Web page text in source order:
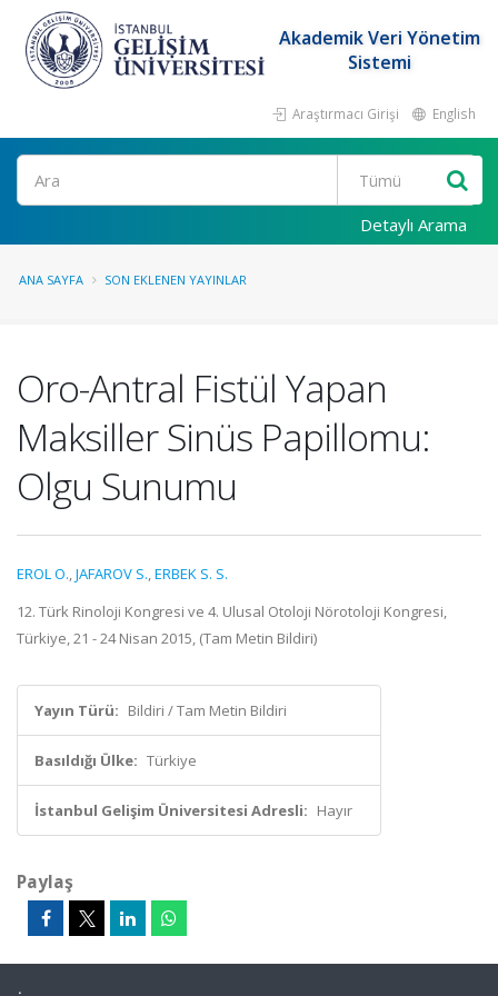
Akademik Veri Yönetim
Sistemi
Araştırmacı Girişi English
Ara
Detaylı Arama
ANA SAYFA SON EKLENEN YAYINLAR
Oro-Antral Fistül Yapan
Maksiller Sinüs Papillomu:
Olgu Sunumu
EROL O.,JAFAROV S.,ERBEK S. S.
12. Türk Rinoloji Kongresi ve 4. Ulusal Otoloji Nörotoloji Kongresi,
Türkiye, 21 - 24 Nisan 2015, (Tam Metin Bildiri)
Yayın Türü: Bildiri / Tam Metin Bildiri
Basıldığı Ülke: Türkiye
İstanbul Gelişim Üniversitesi Adresli: Hayır
Paylaş